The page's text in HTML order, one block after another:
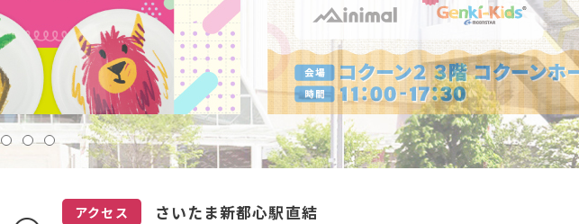
アクセス さいたま新都心駅直結